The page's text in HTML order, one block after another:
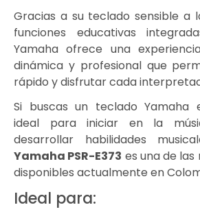
Gracias a su teclado sensible a
funciones educativas
Yamaha ofrece una
dinámica y profesional que
rápido y disfrutar cada
Si buscas un teclado Yamaha
ideal para iniciar en la
desarrollar habilidades
Yamaha PSR-E373 es una de
disponibles actualmente en
Ideal para: